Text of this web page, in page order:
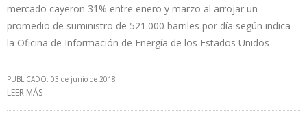
mercado cayeron 31% entre enero y marzo al arrojar un
promedio de suministro de 521.000 barriles por día según indica
la Oficina de Información de Energía de los Estados Unidos
PUBLICADO: 03 de junio de 2018
LEER MÁS